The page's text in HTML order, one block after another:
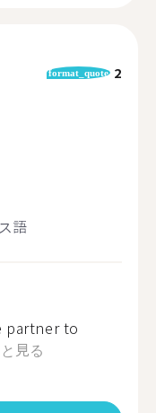
format_quote 2
語
partner to
見る